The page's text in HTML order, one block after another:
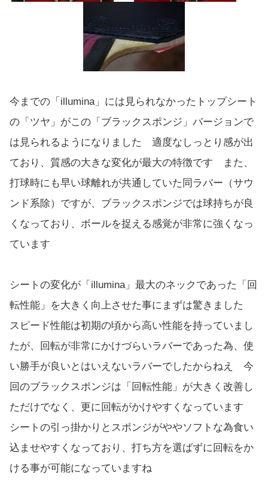
今までの「illumina」には見られなかったトップシート
の「ツヤ」がこの「ブラックスポンジ」バージョンで
は見られるようになりました 適度なしっとり感が出
ており、質感の大きな変化が最大の特徴です また、
打球時にも早い球離れが共通していた同ラバー（サウ
ンド系除）ですが、ブラックスポンジでは球持ちが良
くなっており、ボールを捉える感覚が非常に強くなっ
ています
シートの変化が「illumina」最大のネックであった「回
転性能」を大きく向上させた事にまずは驚きました
スピード性能は初期の頃から高い性能を持っていまし
たが、回転が非常にかけづらいラバーであった為、使
い勝手が良いとはいえないラバーでしたからねえ 今
回のブラックスポンジは「回転性能」が大きく改善し
ただけでなく、更に回転がかけやすくなっています
シートの引っ掛かりとスポンジがややソフトな為食い
込ませやすくなっており、打ち方を選ばずに回転をか
ける事が可能になっていますね